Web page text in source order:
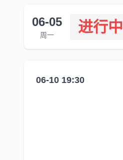
06-05
周一 进行中
06-10 19:30